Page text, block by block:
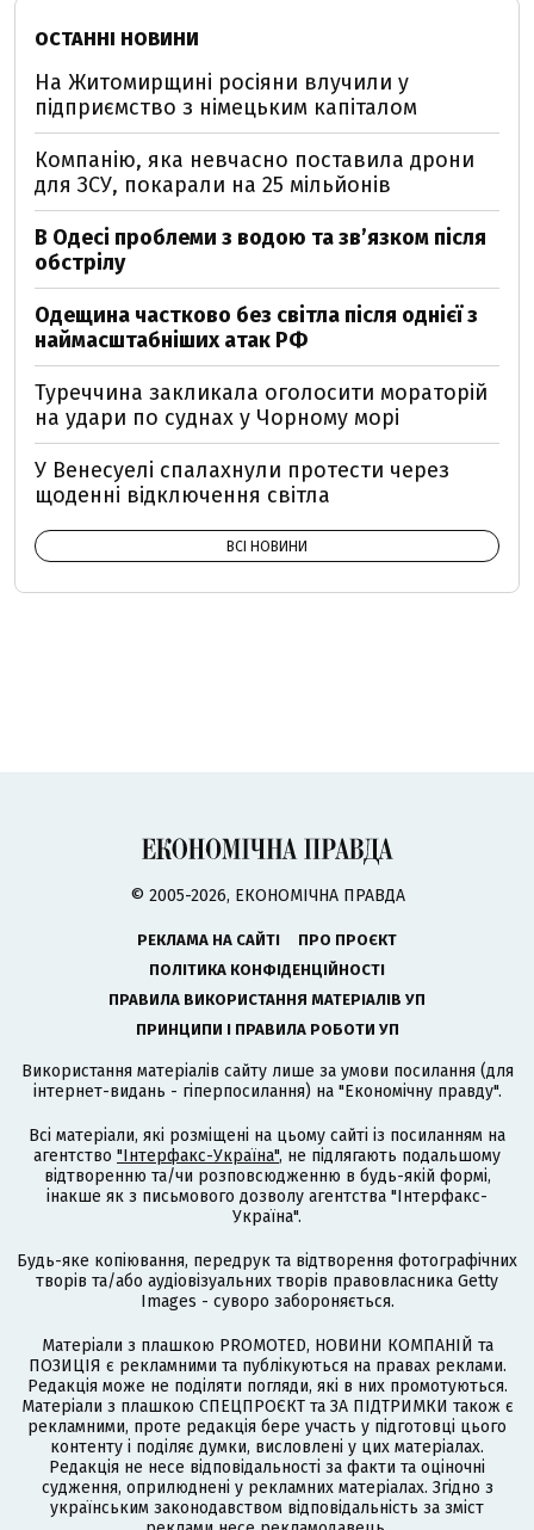
ОСТАННІ НОВИНИ
На Житомирщині росіяни влучили у
підприємство з німецьким капіталом
Компанію, яка невчасно поставила дрони
для ЗСУ, покарали на 25 мільйонів
В Одесі проблеми з водою та звʼязком після
обстрілу
Одещина частково без світла після однієї з
наймасштабніших атак РФ
Туреччина закликала оголосити мораторій
на удари по суднах у Чорному морі
У Венесуелі спалахнули протести через
щоденні відключення світла
ВСІ НОВИНИ
© 2005-2026, ЕКОНОМІЧНА ПРАВДА
РЕКЛАМА НА САЙТІ
ПРО ПРОЄКТ
ПОЛІТИКА КОНФІДЕНЦІЙНОСТІ
ПРАВИЛА ВИКОРИСТАННЯ МАТЕРІАЛІВ УП
ПРИНЦИПИ І ПРАВИЛА РОБОТИ УП
Використання матеріалів сайту лише за умови посилання (для
інтернет-видань - гіперпосилання) на "Економічну правду".
Всі матеріали, які розміщені на цьому сайті із посиланням на
агентство "Інтерфакс-Україна", не підлягають подальшому
відтворенню та/чи розповсюдженню в будь-якій формі,
інакше як з письмового дозволу агентства "Інтерфакс-
Україна".
Будь-яке копіювання, передрук та відтворення фотографічних
творів та/або аудіовізуальних творів правовласника Getty
Images - суворо забороняється.
Матеріали з плашкою PROMOTED, НОВИНИ КОМПАНІЙ та
ПОЗИЦІЯ є рекламними та публікуються на правах реклами.
Редакція може не поділяти погляди, які в них промотуються.
Матеріали з плашкою СПЕЦПРОЄКТ та ЗА ПІДТРИМКИ також є
рекламними, проте редакція бере участь у підготовці цього
контенту і поділяє думки, висловлені у цих матеріалах.
Редакція не несе відповідальності за факти та оціночні
судження, оприлюднені у рекламних матеріалах. Згідно з
українським законодавством відповідальність за зміст